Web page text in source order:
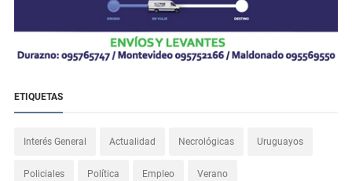
ETIQUETAS
Interés General Actualidad Necrológicas Uruguayos
Policiales Política Empleo Verano